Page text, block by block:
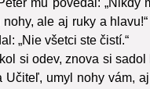
ale aj ruky a hlavu!“
„Nie všetci ste čistí.“
si odev, znova si
Učiteľ, umyl nohy vám,